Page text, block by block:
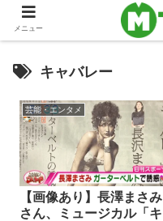
キャバレー
芸能・エンタメ
【画像あり】長澤まさみ
さん、ミュージカル「キ
メニュー